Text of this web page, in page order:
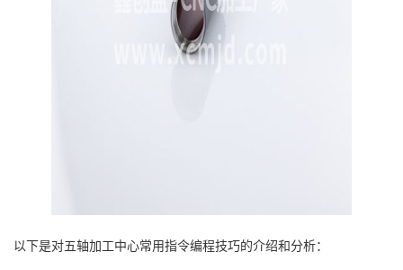
以下是对五轴加工中心常用指令编程技巧的介绍和分析：